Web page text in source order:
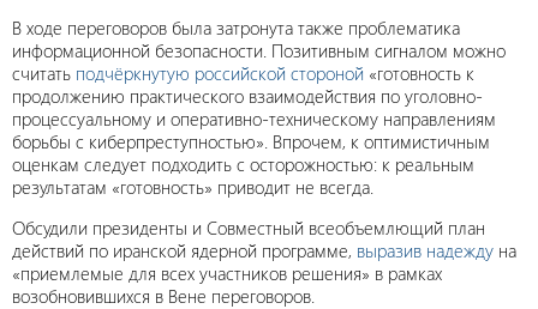
В ходе переговоров была затронута также проблематика
информационной безопасности. Позитивным сигналом можно
считать подчёркнутую российской стороной «готовность к
продолжению практического взаимодействия по уголовно-
процессуальному и оперативно-техническому направлениям
борьбы с киберпреступностью». Впрочем, к оптимистичным
оценкам следует подходить с осторожностью: к реальным
результатам «готовность» приводит не всегда.
Обсудили президенты и Совместный всеобъемлющий план
действий по иранской ядерной программе, выразив надежду на
«приемлемые для всех участников решения» в рамках
возобновившихся в Вене переговоров.